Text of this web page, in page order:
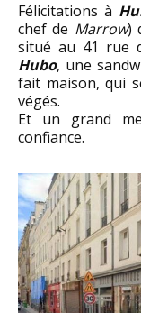
Félicitations à
chef de Marrow)
situé au 41 rue
Hubo, une
fait maison, qui
végés.
Et un grand
confiance.